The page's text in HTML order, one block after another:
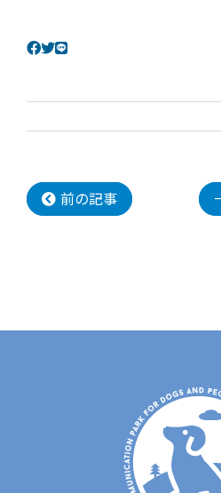
前の記事